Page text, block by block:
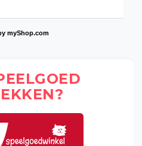
myShop.com